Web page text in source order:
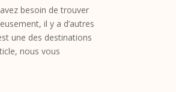
besoin de trouver
il y a d’autres
une des destinations
nous vous